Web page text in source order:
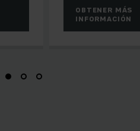
OBTENER MÁS
INFORMACIÓN